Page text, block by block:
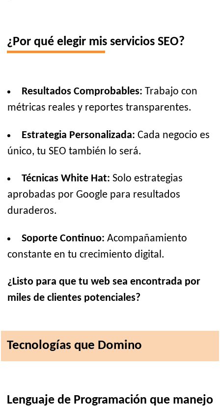
¿Por qué elegir mis servicios SEO?
Resultados Comprobables: Trabajo con
métricas reales y reportes transparentes.
Estrategia Personalizada: Cada negocio es
único, tu SEO también lo será.
Técnicas White Hat: Solo estrategias
aprobadas por Google para resultados
duraderos.
Soporte Continuo: Acompañamiento
constante en tu crecimiento digital.
¿Listo para que tu web sea encontrada por
miles de clientes potenciales?
Tecnologías que Domino
Lenguaje de Programación que manejo